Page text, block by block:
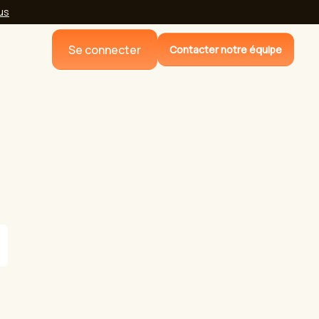
Se connecter Contacter notre équipe